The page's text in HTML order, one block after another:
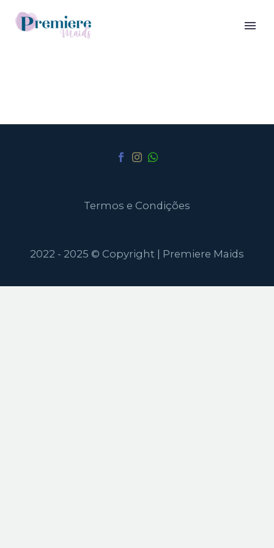
Termos e Condições
2022 - 2025 © Copyright | Premiere Maids